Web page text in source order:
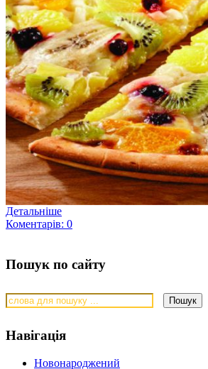
Детальніше
Коментарів: 0
Пошук по сайту
Навігація
Новонароджений